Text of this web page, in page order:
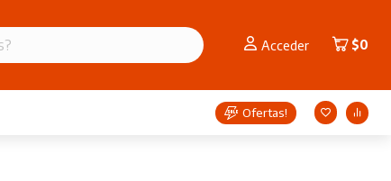
Acceder $0
Ofertas!